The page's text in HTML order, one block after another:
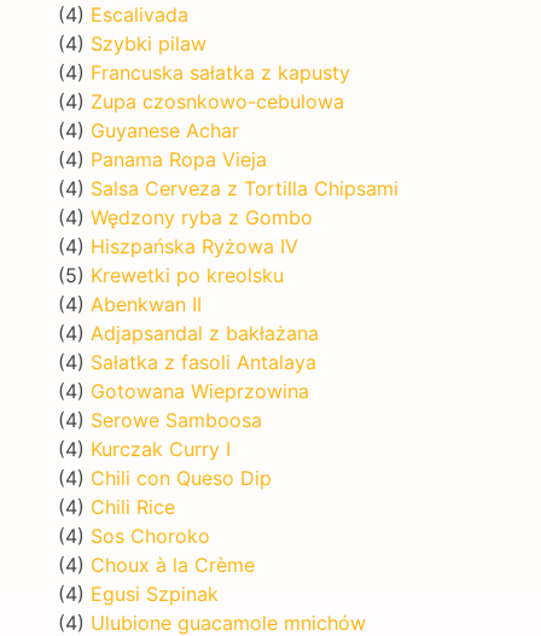
(4) Escalivada
(4) Szybki pilaw
(4) Francuska sałatka z kapusty
(4) Zupa czosnkowo-cebulowa
(4) Guyanese Achar
(4) Panama Ropa Vieja
(4) Salsa Cerveza z Tortilla Chipsami
(4) Wędzony ryba z Gombo
(4) Hiszpańska Ryżowa IV
(5) Krewetki po kreolsku
(4) Abenkwan II
(4) Adjapsandal z bakłażana
(4) Sałatka z fasoli Antalaya
(4) Gotowana Wieprzowina
(4) Serowe Samboosa
(4) Kurczak Curry I
(4) Chili con Queso Dip
(4) Chili Rice
(4) Sos Choroko
(4) Choux à la Crème
(4) Egusi Szpinak
(4) Ulubione guacamole mnichów